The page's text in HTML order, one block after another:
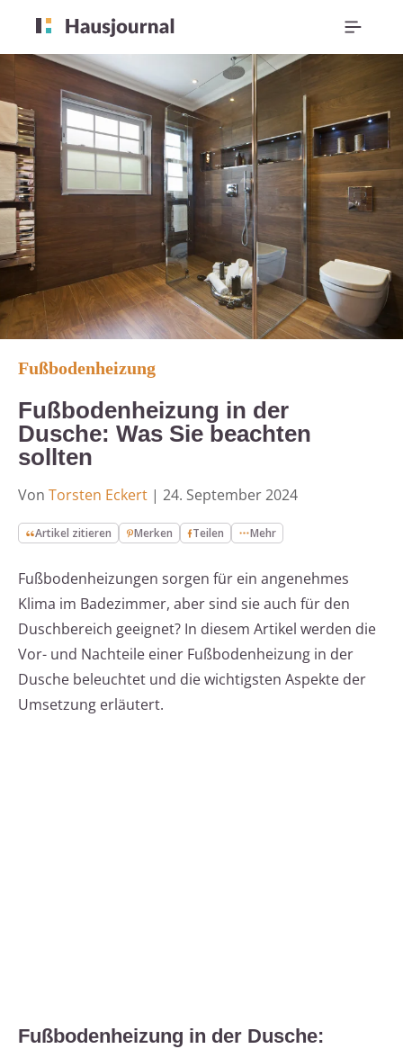
Fußbodenheizung
Fußbodenheizung in der
Dusche: Was Sie beachten
sollten
Von Torsten Eckert | 24. September 2024
Artikel zitieren Merken Teilen Mehr
Fußbodenheizungen sorgen für ein angenehmes
Klima im Badezimmer, aber sind sie auch für den
Duschbereich geeignet? In diesem Artikel werden die
Vor- und Nachteile einer Fußbodenheizung in der
Dusche beleuchtet und die wichtigsten Aspekte der
Umsetzung erläutert.
Fußbodenheizung in der Dusche: